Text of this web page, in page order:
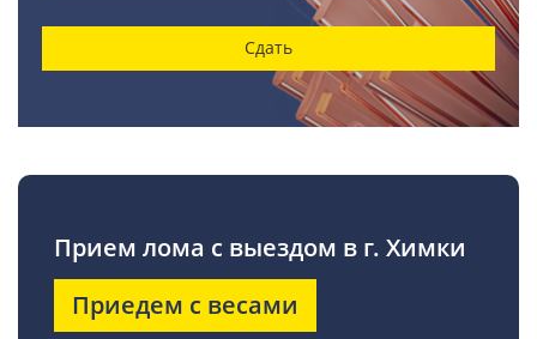
Сдать
Прием лома с выездом в г. Химки
Приедем с весами